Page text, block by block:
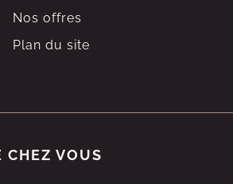
Nos offres
Plan du site
CHEZ VOUS